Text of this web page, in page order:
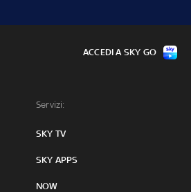
Servizi:
SKY TV
SKY APPS
NOW
ACCEDI A SKY GO